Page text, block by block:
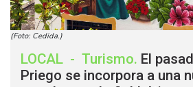
(Foto: Cedida.)
LOCAL - Turismo. El
Priego se incorpora a una